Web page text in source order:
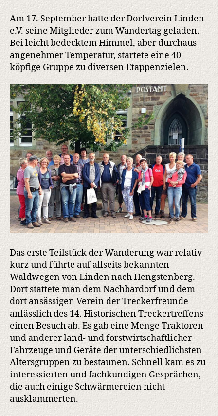
Am 17. September hatte der Dorfverein Linden
e.V. seine Mitglieder zum Wandertag geladen.
Bei leicht bedecktem Himmel, aber durchaus
angenehmer Temperatur, startete eine 40-
köpfige Gruppe zu diversen Etappenzielen.
Das erste Teilstück der Wanderung war relativ
kurz und führte auf allseits bekannten
Waldwegen von Linden nach Hengstenberg.
Dort stattete man dem Nachbardorf und dem
dort ansässigen Verein der Treckerfreunde
anlässlich des 14. Historischen Treckertreffens
einen Besuch ab. Es gab eine Menge Traktoren
und anderer land- und forstwirtschaftlicher
Fahrzeuge und Geräte der unterschiedlichsten
Altersgruppen zu bestaunen. Schnell kam es zu
interessierten und fachkundigen Gesprächen,
die auch einige Schwärmereien nicht
ausklammerten.